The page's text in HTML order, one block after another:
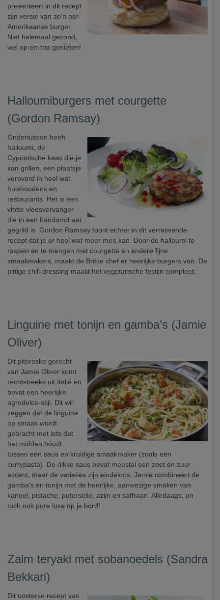
presenteert in dit recept
zijn versie van zo'n oer-
Amerikaanse burger.
Niet helemaal gezond,
wel op-en-top genieten!
Halloumiburgers met courgette
(Gordon Ramsay)
Ondertussen heeft
halloumi, de
Cypriotische kaas die je
kan grillen, een plaatsje
veroverd in heel wat
huishoudens en
restaurants. Het is een
vlotte vleesvervanger
die in een handomdraai
gegrild is. Gordon Ramsay toont echter in dit verrassende
recept dat je er heel wat meer mee kan. Door de halloumi te
raspen en te mengen met courgette en andere fijne
smaakmakers, maakt de Britse chef er heerlijke burgers van. De
pittige chili-dressing maakt het vegetarische festijn compleet.
Linguine met tonijn en gamba’s (Jamie
Oliver)
Dit pitoreske gerecht
van Jamie Oliver komt
rechtstreeks uit Italië en
bevat een heerlijke
agrodolce-stijl. Dit wil
zeggen dat de linguine
op smaak wordt
gebracht met iets dat
het midden houdt
tussen een saus en kruidige smaakmaker (zoals een
currypasta). De dikke saus bevat meestal een zoet én zuur
accent, maar de variaties zijn eindeloos. Jamie combineert de
gamba's en tonijn met de heerlijke, aanwezige smaken van
kaneel, pistache, peterselie, azijn en saffraan. Alledaags, en
toch ook pure luxe op je bord!
Zalm teryaki met sobanoedels (Sandra
Bekkari)
Dit oosterse recept van